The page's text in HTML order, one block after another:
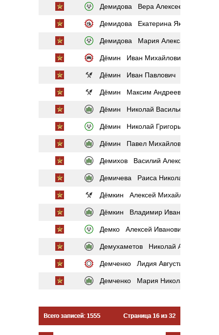
Демидова Вера Алексеевна
Демидова Екатерина Яковлевна
Демидова Мария Александровна
Дёмин Иван Михайлович
Дёмин Иван Павлович
Дёмин Максим Андреевич
Дёмин Николай Васильевич
Дёмин Николай Григорьевич
Дёмин Павел Михайлович
Демихов Василий Александрович
Демичева Раиса Николаевна
Дёмкин Алексей Михайлович
Дёмкин Владимир Иванович
Демко Алексей Иванович
Демухаметов Николай
Демченко Лидия Августиновна
Демченко Мария Николаевна
Всего записей: 1555 Страница 16 из 32